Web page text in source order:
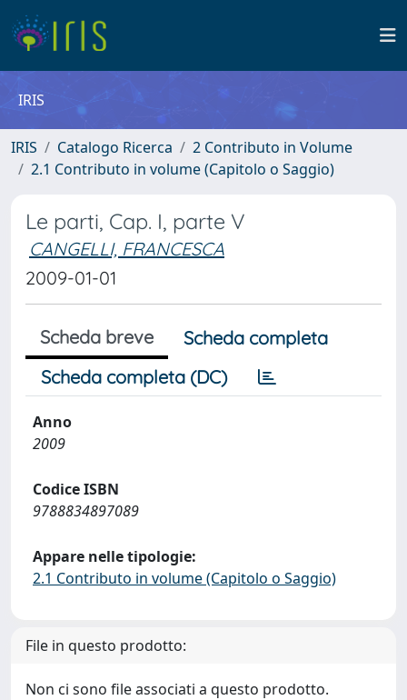
IRIS
IRIS Catalogo Ricerca
2 Contributo in Volume
2.1 Contributo in volume (Capitolo o Saggio)
Le parti, Cap. I, parte V
CANGELLI, FRANCESCA
2009-01-01
Scheda breve
Scheda completa
Scheda completa (DC)
Anno
2009
Codice ISBN
9788834897089
Appare nelle tipologie:
2.1 Contributo in volume (Capitolo o Saggio)
File in questo prodotto:
Non ci sono file associati a questo prodotto.